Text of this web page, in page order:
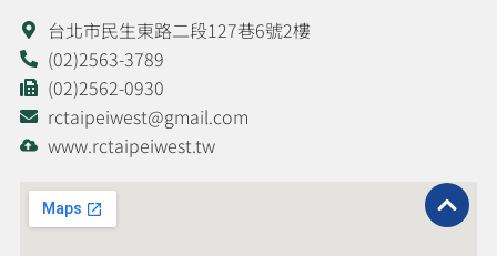
台北市民生東路二段127巷6號2樓
(02)2563-3789
(02)2562-0930
rctaipeiwest@gmail.com
www.rctaipeiwest.tw